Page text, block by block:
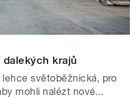
krajů
světoběžnická, pro
mohli nalézt nové...